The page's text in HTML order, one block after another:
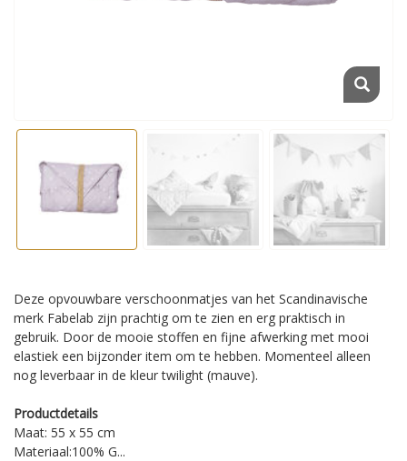
Deze opvouwbare verschoonmatjes van het Scandinavische
merk Fabelab zijn prachtig om te zien en erg praktisch in
gebruik. Door de mooie stoffen en fijne afwerking met mooi
elastiek een bijzonder item om te hebben. Momenteel alleen
nog leverbaar in de kleur twilight (mauve).
Productdetails
Maat: 55 x 55 cm
Materiaal:100% G...